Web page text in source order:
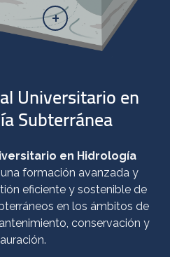
+
Universitario en
Subterránea
en Hidrología
formación avanzada y
eficiente y sostenible de
en los ámbitos de
conservación y